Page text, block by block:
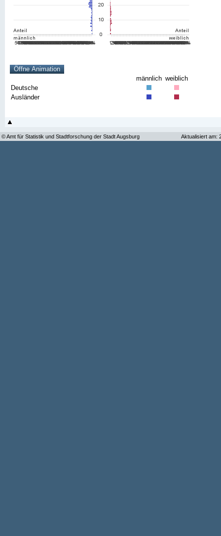
männlich weiblich
Deutsche
Ausländer
© Amt für Statistik und Stadtforschung der Stadt Augsburg Aktualisiert am: